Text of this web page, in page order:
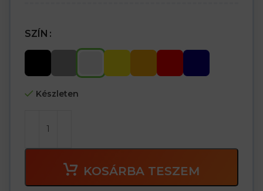
SZÍN
Készleten
KOSÁRBA TESZEM